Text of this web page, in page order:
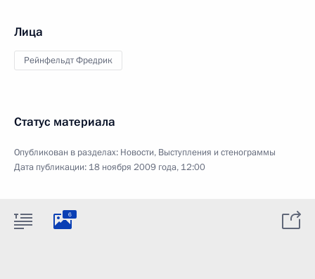
Лица
Рейнфельдт Фредрик
Статус материала
Опубликован в разделах: Новости, Выступления и стенограммы
Дата публикации: 18 ноября 2009 года, 12:00
6